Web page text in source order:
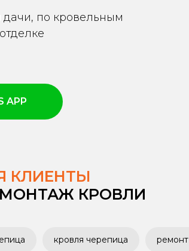
дачи, по кровельным
APP
КЛИЕНТЫ
КРОВЛИ
кровля черепица